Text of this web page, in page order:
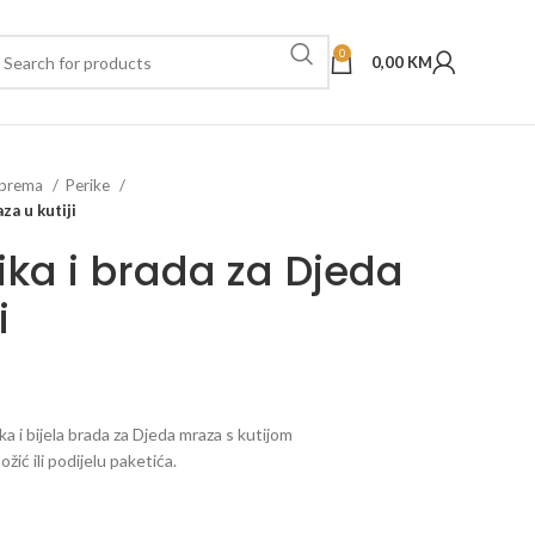
0 0,00 KM
Perike
u kutiji
i brada za Djeda
i bijela brada za Djeda mraza s kutijom
ili podijelu paketića.